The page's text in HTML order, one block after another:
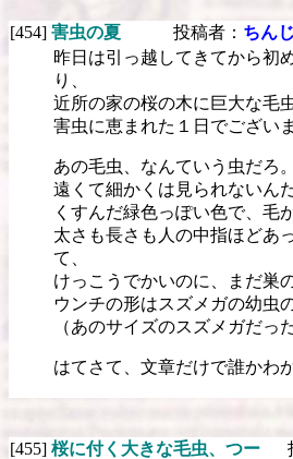
[454] 害虫の夏 投稿者： ちん
昨日は引っ越してきてから初
り、
近所の家の桜の木に巨大な毛
害虫に恵まれた１日でござい
あの毛虫、なんていう虫だろ。
遠くて細かくは見られないん
くすんだ緑色っぽい色で、毛
太さも長さも人の中指ほどあ
て、
けっこうでかいのに、まだ巣
ウンチの形はスズメガの幼虫
（あのサイズのスズメガだっ
はてさて、文章だけで誰かわ
[455] 桜に付く大きな毛虫、つー